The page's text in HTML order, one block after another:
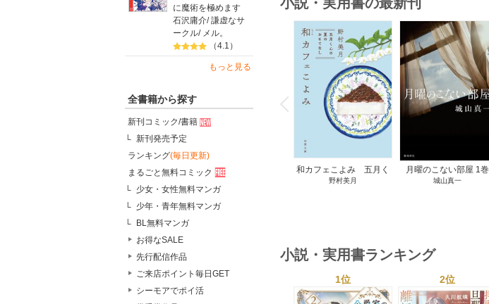
に魔術を極めます
石沢庸介/謙虚なサ
ークル/ メル。
（4.1）
もっと見る
全書籍から探す
新刊コミック/書籍
新刊発売予定
ランキング(毎日更新)
まるごと無料コミック
少女・女性無料マンガ
少年・青年無料マンガ
BL無料マンガ
お得なSALE
先行配信作品
ご来店ポイント毎日GET
シーモアでポイ活
P
r
e
v
i
o
u
和カフェこよみ 五月く
んの夏のおもてなし 1巻
野村美月
月曜のこない部屋 1巻
城山真一
小説・実用書ランキング
1位 2位